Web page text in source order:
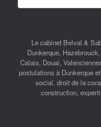
Le cabinet Belval &
Dunkerque,
Calais, Douai,
postulations à Dunkerque
social, droit de la
construction,